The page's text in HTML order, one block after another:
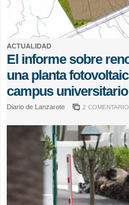
ACTUALIDAD
El informe sobre
una planta
campus
Diario de Lanzarote 2